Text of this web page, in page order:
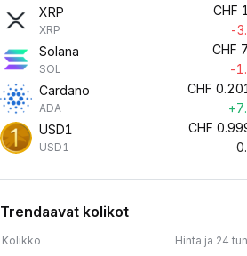
XRP
XRP
CHF
-
Solana
SOL
CHF
-
Cardano
ADA
CHF
USD1
USD1
CHF
Trendaavat kolikot
Kolikko Hinta ja 24